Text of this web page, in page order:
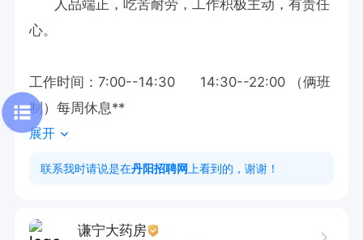
      人品端正，吃苦耐劳，工作积极主动，有责任
心。
工作时间：7:00--14:30      14:30--22:00 （俩班
制）每周休息**
展开
联系我时请说是在丹阳招聘网 上看到的，谢谢！
谦宁大药房